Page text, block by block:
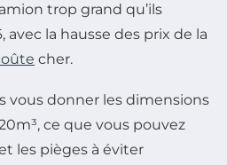
trop grand qu’ils
avec la hausse des prix de la
cher.
vous donner les dimensions
ce que vous pouvez
les pièges à éviter